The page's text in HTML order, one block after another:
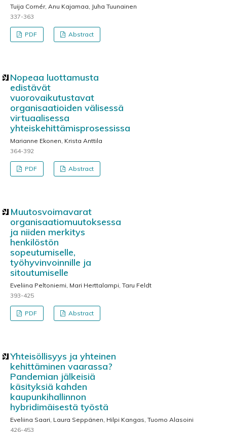
Tuija Cornér, Anu Kajamaa, Juha Tuunainen
337-363
PDF Abstract
Nopeaa luottamusta
edistävät
vuorovaikutustavat
organisaatioiden välisessä
virtuaalisessa
yhteiskehittämisprosessissa
Marianne Ekonen, Krista Anttila
364-392
PDF Abstract
Muutosvoimavarat
organisaatiomuutoksessa
ja niiden merkitys
henkilöstön
sopeutumiselle,
työhyvinvoinnille ja
sitoutumiselle
Eveliina Peltoniemi, Mari Herttalampi, Taru Feldt
393-425
PDF Abstract
Yhteisöllisyys ja yhteinen
kehittäminen vaarassa?
Pandemian jälkeisiä
käsityksiä kahden
kaupunkihallinnon
hybridimäisestä työstä
Eveliina Saari, Laura Seppänen, Hilpi Kangas, Tuomo Alasoini
426-453